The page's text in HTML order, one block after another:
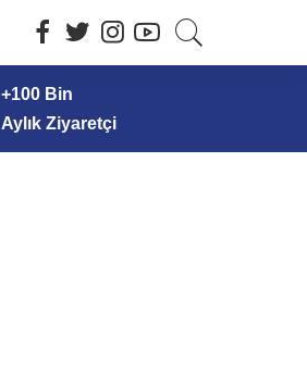
+100 Bin
Aylık Ziyaretçi